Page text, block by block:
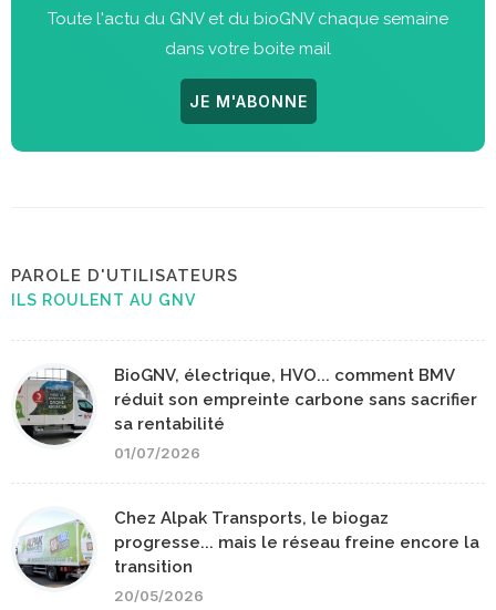
Toute l'actu du GNV et du bioGNV chaque semaine
dans votre boite mail
JE M'ABONNE
PAROLE D'UTILISATEURS
ILS ROULENT AU GNV
BioGNV, électrique, HVO... comment BMV
réduit son empreinte carbone sans sacrifier
sa rentabilité
01/07/2026
Chez Alpak Transports, le biogaz
progresse... mais le réseau freine encore la
transition
20/05/2026